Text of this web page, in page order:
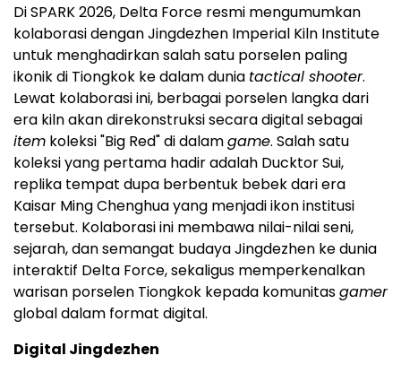
Di SPARK 2026, Delta Force resmi mengumumkan
kolaborasi dengan Jingdezhen Imperial Kiln Institute
untuk menghadirkan salah satu porselen paling
ikonik di Tiongkok ke dalam dunia tactical shooter.
Lewat kolaborasi ini, berbagai porselen langka dari
era kiln akan direkonstruksi secara digital sebagai
item koleksi "Big Red" di dalamgame. Salah satu
koleksi yang pertama hadir adalah Ducktor Sui,
replika tempat dupa berbentuk bebek dari era
Kaisar Ming Chenghua yang menjadi ikon institusi
tersebut. Kolaborasi ini membawa nilai-nilai seni,
sejarah, dan semangat budaya Jingdezhen ke dunia
interaktif Delta Force, sekaligus memperkenalkan
warisan porselen Tiongkok kepada komunitasgamer
global dalam format digital.
Digital Jingdezhen